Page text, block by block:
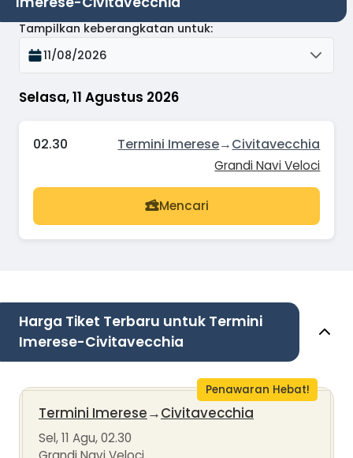
Selasa, 11 Agustus 2026
Tampilkan keberangkatan untuk:
11/08/2026
02.30 Termini Imerese→Civitavecchia
Grandi Navi Veloci
Mencari
Harga Tiket Terbaru untuk Termini
Imerese-Civitavecchia
Penawaran Hebat!
Termini Imerese→Civitavecchia
Sel, 11 Agu, 02.30